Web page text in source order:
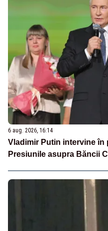
6 aug. 2026, 16:14
Vladimir Putin intervine în
Presiunile asupra Băncii